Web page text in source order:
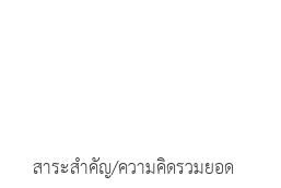
สาระสำคัญ/ความคิดรวมยอด